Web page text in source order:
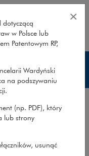
i
Prawnicy
dotyczącą
w Polsce lub
Patentowym RP,
Wardyński
na podszywaniu
(np. PDF), który
lub strony
usunąć
×